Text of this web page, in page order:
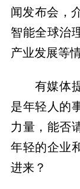
闻发布会，
智能全球治
产业发展等
有媒体
是年轻人的
力量，能否
年轻的企业
进来？